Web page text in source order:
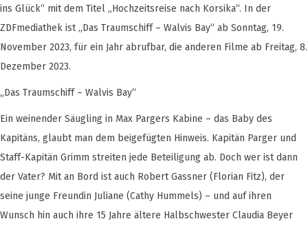
ins Glück“ mit dem Titel „Hochzeitsreise nach Korsika“. In der
ZDFmediathek ist „Das Traumschiff – Walvis Bay“ ab Sonntag, 19.
November 2023, für ein Jahr abrufbar, die anderen Filme ab Freitag, 8.
Dezember 2023.
„Das Traumschiff – Walvis Bay“
Ein weinender Säugling in Max Pargers Kabine – das Baby des
Kapitäns, glaubt man dem beigefügten Hinweis. Kapitän Parger und
Staff-Kapitän Grimm streiten jede Beteiligung ab. Doch wer ist dann
der Vater? Mit an Bord ist auch Robert Gassner (Florian Fitz), der
seine junge Freundin Juliane (Cathy Hummels) – und auf ihren
Wunsch hin auch ihre 15 Jahre ältere Halbschwester Claudia Beyer